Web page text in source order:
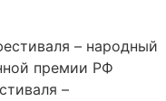
– народный
премии РФ
–